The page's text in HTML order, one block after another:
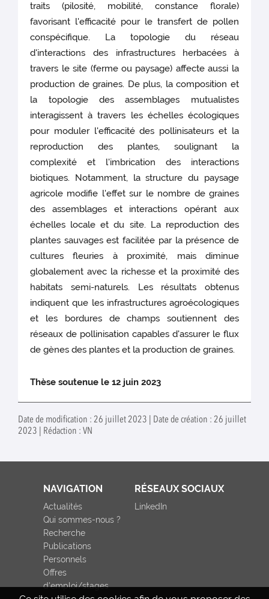
traits (pilosité, mobilité, constance florale)
favorisant l'efficacité pour le transfert de pollen
conspécifique. La topologie du réseau
d'interactions des infrastructures herbacées à
travers le site (ferme ou paysage) affecte aussi la
production de graines. De plus, la composition et
la topologie des assemblages mutualistes
interagissent à travers les échelles écologiques
pour moduler l'efficacité des pollinisateurs et la
reproduction des plantes, soulignant la
complexité et l'imbrication des interactions
biotiques. Notamment, la structure du paysage
agricole modifie l'effet sur le nombre de graines
des assemblages et interactions opérant aux
échelles locale et du site. La reproduction des
plantes sauvages est facilitée par la présence de
cultures fleuries à proximité, mais diminue
globalement avec la richesse et la proximité des
habitats semi-naturels. Les résultats obtenus
indiquent que les infrastructures agroécologiques
et les bordures de champs soutiennent des
réseaux de pollinisation capables d'assurer le flux
de gènes des plantes et la production de graines.
Thèse soutenue le 12 juin 2023
Date de modification : 26 juillet 2023 | Date de création : 26 juillet
2023 | Rédaction : VN
NAVIGATION
Actualités
Qui sommes-nous ?
Recherche
Publications
Personnels
Offres
d'emploi/stages
RÉSEAUX SOCIAUX
LinkedIn